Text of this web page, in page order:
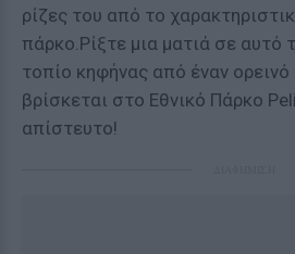
ρίζες του από το
πάρκο.Ρίξτε μια ματιά σε αυτό
τοπίο κηφήνας από έναν
βρίσκεται στο Εθνικό Πάρκο
απίστευτο!